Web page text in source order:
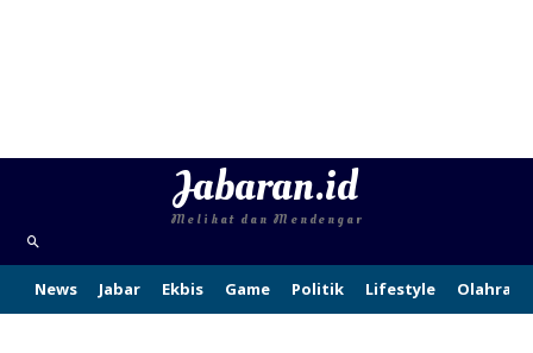
Jabaran.id
Melihat dan Mendengar
News Jabar Ekbis Game Politik Lifestyle Olahraga